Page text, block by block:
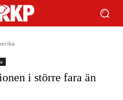
i större fara än